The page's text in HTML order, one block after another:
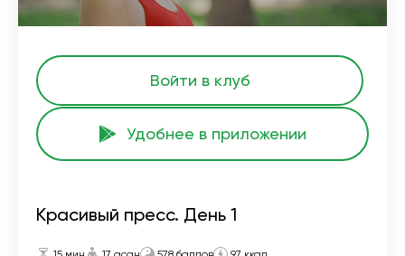
Войти в клуб
Удобнее в приложении
Красивый пресс. День 1